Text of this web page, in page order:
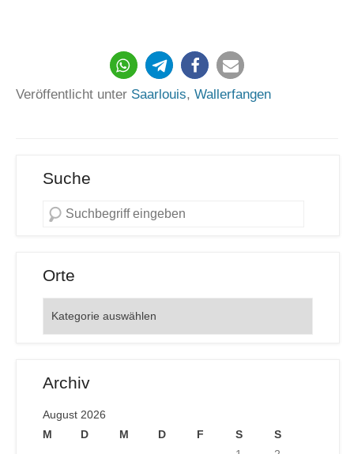
59
Veröffentlicht unter Saarlouis, Wallerfangen
Suche
Orte
Archiv
August 2026
M
D M D F S
S